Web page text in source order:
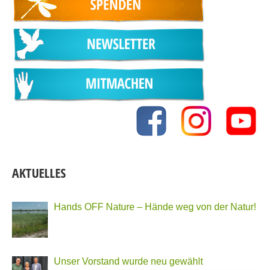
AKTUELLES
Hands OFF Nature – Hände weg von der Natur!
Unser Vorstand wurde neu gewählt